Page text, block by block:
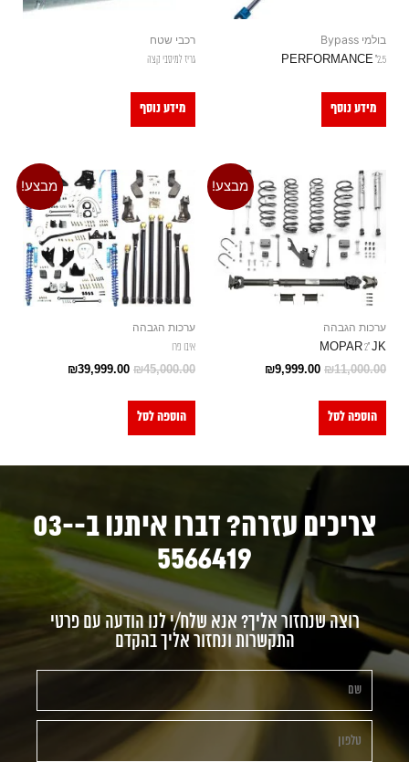
בולמי Bypass
2.5" PERFORMANCE
מידע נוסף
רכבי שטח
גריז למיסבי קצה
מידע נוסף
מבצע!
ערכות הגבהה
MOPAR 2" JK
₪11,000.00
₪9,999.00
הוספה לסל
מבצע!
ערכות הגבהה
איבו פרו
₪45,000.00
₪39,999.00
הוספה לסל
צריכים עזרה? דברו איתנו ב-03-
5566419
רוצה שנחזור אליך? אנא שלח/י לנו הודעה עם פרטי
התקשרות ונחזור אליך בהקדם